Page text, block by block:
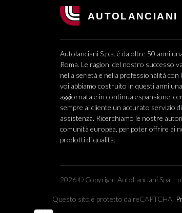
Autolanciani S.p.a. è da oltre 50 anni
Roma. Le ragioni del nostro successo
nella serietà e nella professionalità con
voi abbiamo costruito in questi anni
aggiornata e in continua espansione,
sempre al cliente un accurato servizio
assistenza. Ricerchiamo le nostre
comunità europea, per poter offrire ai
prodotti di qualità.
2026 © Copyright AutoLanciani Spa –
Questo sito è protetto da reCAPTCHA.